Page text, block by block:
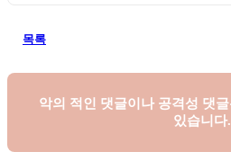
목록
악의 적인 댓글이나 공격성 댓
있습니다.